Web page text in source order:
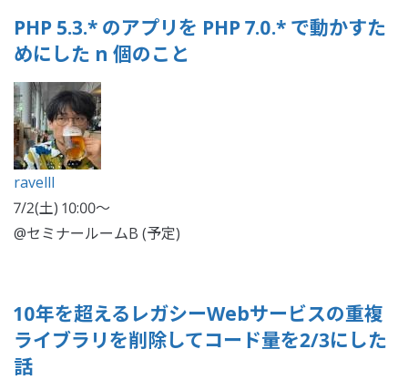
PHP 5.3.* のアプリを PHP 7.0.* で動かすた
めにした n 個のこと
ravelll
7/2(土) 10:00〜
@セミナールームB (予定)
10年を超えるレガシーWebサービスの重複
ライブラリを削除してコード量を2/3にした
話